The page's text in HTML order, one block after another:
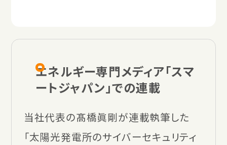
エネルギー専門メディア「スマ
ートジャパン」での連載
当社代表の髙橋眞剛が連載執筆した
「太陽光発電所のサイバーセキュリティ